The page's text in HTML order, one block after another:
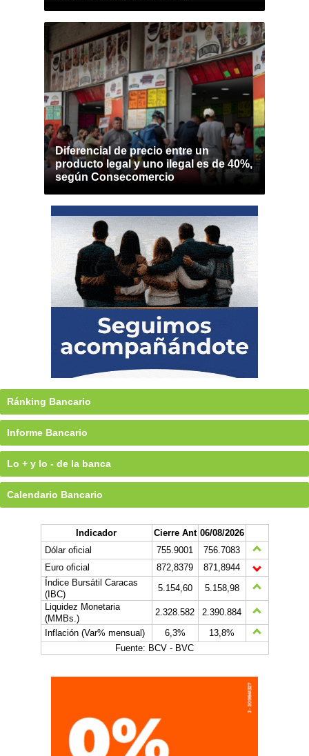
Diferencial de precio entre un
producto legal y uno ilegal es de 40%,
según Consecomercio
Ránking Bancario
Informe Bancario
Lo + y lo - de la banca
Calendario Bancario
Indicador Cierre Ant 06/08/2026
Dólar oficial
755.9001
756.7083
Euro oficial
872,8379
871,8944
Índice Bursátil Caracas
(IBC)
5.154,60
5.158,98
Liquidez Monetaria
(MMBs.)
2.328.582
2.390.884
Inflación (Var% mensual)
6,3%
13,8%
Fuente: BCV - BVC